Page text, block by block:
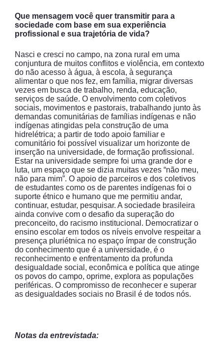
Que mensagem você quer transmitir para a
sociedade com base em sua experiência
profissional e sua trajetória de vida?
Nasci e cresci no campo, na zona rural em uma
conjuntura de muitos conflitos e violência, em contexto
do não acesso à água, à escola, à segurança
alimentar o que nos fez, em família, migrar diversas
vezes em busca de trabalho, renda, educação,
serviços de saúde. O envolvimento com coletivos
sociais, movimentos e pastorais, trabalhando junto às
demandas comunitárias de famílias indígenas e não
indígenas atingidas pela construção de uma
hidrelétrica; a partir de todo apoio familiar e
comunitário foi possível visualizar um horizonte de
inserção na universidade, de formação profissional.
Estar na universidade sempre foi uma grande dor e
luta, um espaço que se dizia muitas vezes “não meu,
não para mim”. O apoio de parceiros e dos coletivos
de estudantes como os de parentes indígenas foi o
suporte étnico e humano que me permitiu andar,
continuar, estudar, pesquisar. A sociedade brasileira
ainda convive com o desafio da superação do
preconceito, do racismo institucional. Democratizar o
ensino escolar em todos os níveis envolve respeitar a
presença pluriétnica no espaço ímpar de construção
do conhecimento que é a universidade, é o
reconhecimento e enfrentamento da profunda
desigualdade social, econômica e política que atinge
os povos do campo, oprime, explora as populações
periféricas. O compromisso de reconhecer e superar
as desigualdades sociais no Brasil é de todos nós.
Notas da entrevistada: